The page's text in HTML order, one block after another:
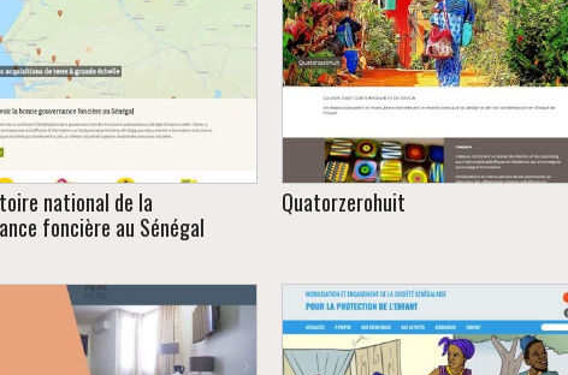
sur les dynamiques
foncières au Sénégal.
national de la
foncière au Sénégal
Galerie d'art contemporain et de
design. Dakar.
Quatorzerohuit